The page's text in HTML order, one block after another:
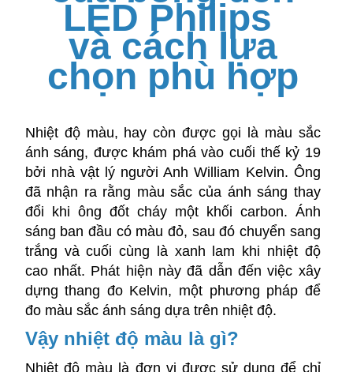
LED Philips
và cách lựa
chọn phù hợp
Nhiệt độ màu, hay còn được gọi là màu sắc
ánh sáng, được khám phá vào cuối thế kỷ 19
bởi nhà vật lý người Anh William Kelvin. Ông
đã nhận ra rằng màu sắc của ánh sáng thay
đổi khi ông đốt cháy một khối carbon. Ánh
sáng ban đầu có màu đỏ, sau đó chuyển sang
trắng và cuối cùng là xanh lam khi nhiệt độ
cao nhất. Phát hiện này đã dẫn đến việc xây
dựng thang đo Kelvin, một phương pháp để
đo màu sắc ánh sáng dựa trên nhiệt độ.
Vậy nhiệt độ màu là gì?
Nhiệt độ màu là đơn vị được sử dụng để chỉ